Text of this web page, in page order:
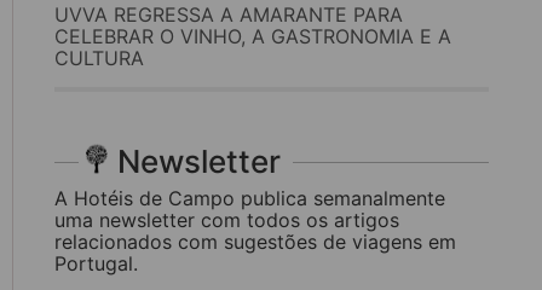
UVVA REGRESSA A AMARANTE PARA
CELEBRAR O VINHO, A GASTRONOMIA E A
CULTURA
Newsletter
A Hotéis de Campo publica semanalmente
uma newsletter com todos os artigos
relacionados com sugestões de viagens em
Portugal.